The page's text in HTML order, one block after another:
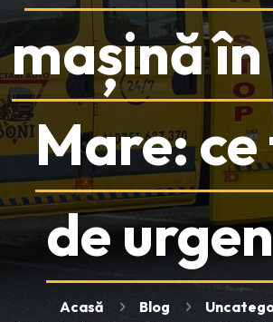
mașină
Mare:
de
Acasă Blog